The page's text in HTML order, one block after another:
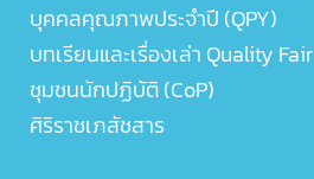
บุคคลคุณภาพประจำปี (QPY)
บทเรียนและเรื่องเล่า Quality Fair
ชุมชนนักปฏิบัติ (CoP)
ศิริราชเภสัชสาร